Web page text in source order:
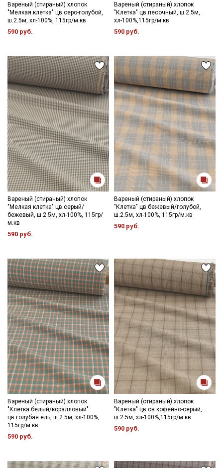
Вареный (стираный) хлопок
"Мелкая клетка" цв.серо-голубой,
ш.2.5м, хл-100%, 115гр/м.кв
590 руб.
Вареный (стираный) хлопок
"Клетка" цв.песочный, ш.2.5м,
хл-100%,115гр/м.кв
590 руб.
Вареный (стираный) хлопок
"Мелкая клетка" цв.серый/
бежевый, ш.2.5м, хл-100%, 115гр/
м.кв
590 руб.
Вареный (стираный) хлопок
"Клетка" цв.бежевый/голубой,
ш.2.5м, хл-100%, 115гр/м.кв
590 руб.
Вареный (стираный) хлопок
"Клетка белый/коралловый"
цв.голубая ель, ш.2.5м, хл-100%,
115гр/м.кв
590 руб.
Вареный (стираный) хлопок
"Клетка" цв.св.кофейно-серый,
ш.2.5м, хл-100%,115гр/м.кв
590 руб.